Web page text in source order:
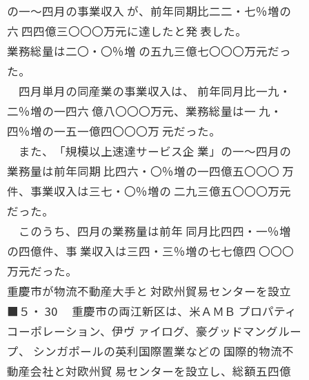
の一〜四月の事業収入 が、前年同期比二二・七％増の
六 四四億三〇〇〇万元に達したと発 表した。
業務総量は二〇・〇％増 の五九三億七〇〇〇万元だっ
た。
四月単月の同産業の事業収入は、 前年同月比一九・
二％増の一四六 億八〇〇〇万元、業務総量は一 九・
四％増の一五一億四〇〇〇万 元だった。
また、「規模以上速達サービス企 業」の一〜四月の
業務量は前年同期 比四六・〇％増の一四億五〇〇〇 万
件、事業収入は三七・〇％増の 二九三億五〇〇〇万元
だった。
このうち、四月の業務量は前年 同月比四四・一％増
の四億件、事 業収入は三四・三％増の七七億四 〇〇〇
万元だった。
重慶市が物流不動産大手と 対欧州貿易センターを設立
■５・ 30 重慶市の両江新区は、米ＡＭＢ プロパティ
コーポレーション、伊ヴ ァイログ、豪グッドマングルー
プ、 シンガポールの英利国際置業などの 国際的物流不
動産会社と対欧州貿 易センターを設立し、総額五四億